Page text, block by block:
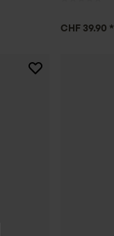
CHF 39.90 *